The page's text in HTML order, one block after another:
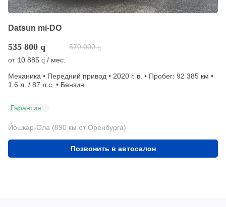
Datsun mi-DO
535 800 q 570 000 q
от 10 885 q / мес.
Механика • Передний привод • 2020 г. в. • Пробег: 92 385 км •
1.6 л. / 87 л.с. • Бензин
Гарантия
Йошкар-Ола (890 км от Оренбурга)
Позвонить в автосалон